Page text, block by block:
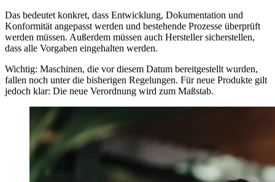
Das bedeutet konkret, dass Entwicklung, Dokumentation und
Konformität angepasst werden und bestehende Prozesse überprüft
werden müssen. Außerdem müssen auch Hersteller sicherstellen,
dass alle Vorgaben eingehalten werden.
Wichtig: Maschinen, die vor diesem Datum bereitgestellt wurden,
fallen noch unter die bisherigen Regelungen. Für neue Produkte gilt
jedoch klar: Die neue Verordnung wird zum Maßstab.